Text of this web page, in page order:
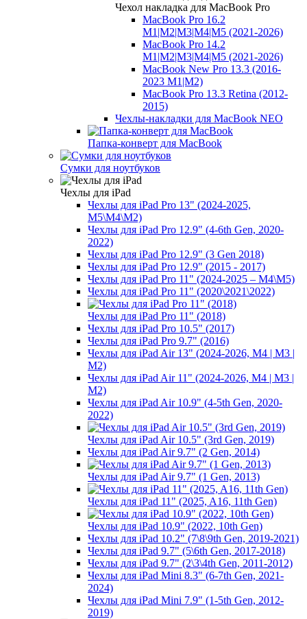
Чехол накладка для MacBook Pro
MacBook Pro 16.2
M1|M2|M3|M4|M5 (2021-2026)
MacBook Pro 14.2
M1|M2|M3|M4|M5 (2021-2026)
MacBook New Pro 13.3 (2016-
2023 M1|M2)
MacBook Pro 13.3 Retina (2012-
2015)
Чехлы-накладки для MacBook NEO
Папка-конверт для MacBook
Сумки для ноутбуков
Чехлы для iPad
Чехлы для iPad Pro 13" (2024-2025,
M5\M4\M2)
Чехлы для iPad Pro 12.9" (4-6th Gen, 2020-
2022)
Чехлы для iPad Pro 12.9" (3 Gen 2018)
Чехлы для iPad Pro 12.9" (2015 - 2017)
Чехлы для iPad Pro 11" (2024-2025 – M4\М5)
Чехлы для iPad Pro 11" (2020\2021\2022)
Чехлы для iPad Pro 11" (2018)
Чехлы для iPad Pro 10.5" (2017)
Чехлы для iPad Pro 9.7" (2016)
Чехлы для iPad Air 13" (2024-2026, M4 | M3 |
M2)
Чехлы для iPad Air 11" (2024-2026, M4 | M3 |
M2)
Чехлы для iPad Air 10.9" (4-5th Gen, 2020-
2022)
Чехлы для iPad Air 10.5" (3rd Gen, 2019)
Чехлы для iPad Air 9.7" (2 Gen, 2014)
Чехлы для iPad Air 9.7" (1 Gen, 2013)
Чехлы для iPad 11" (2025, A16, 11th Gen)
Чехлы для iPad 10.9" (2022, 10th Gen)
Чехлы для iPad 10.2" (7\8\9th Gen, 2019-2021)
Чехлы для iPad 9.7" (5\6th Gen, 2017-2018)
Чехлы для iPad 9.7" (2\3\4th Gen, 2011-2012)
Чехлы для iPad Mini 8.3" (6-7th Gen, 2021-
2024)
Чехлы для iPad Mini 7.9" (1-5th Gen, 2012-
2019)